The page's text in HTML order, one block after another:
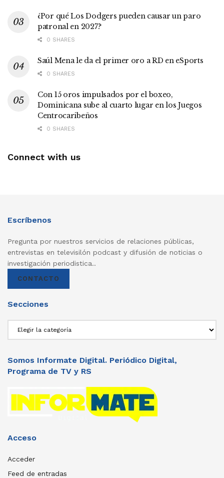
¿Por qué Los Dodgers pueden causar un paro
patronal en 2027?
0 SHARES
Saúl Mena le da el primer oro a RD en eSports
0 SHARES
Con 15 oros impulsados por el boxeo,
Dominicana sube al cuarto lugar en los Juegos
Centrocaribeños
0 SHARES
Connect with us
Escríbenos
Pregunta por nuestros servicios de relaciones públicas,
entrevistas en televisilón podcast y difusión de noticias o
investigación periodistica..
CONTACTO
Secciones
Somos Informate Digital. Periódico Digital,
Programa de TV y RS
Acceso
Acceder
Feed de entradas